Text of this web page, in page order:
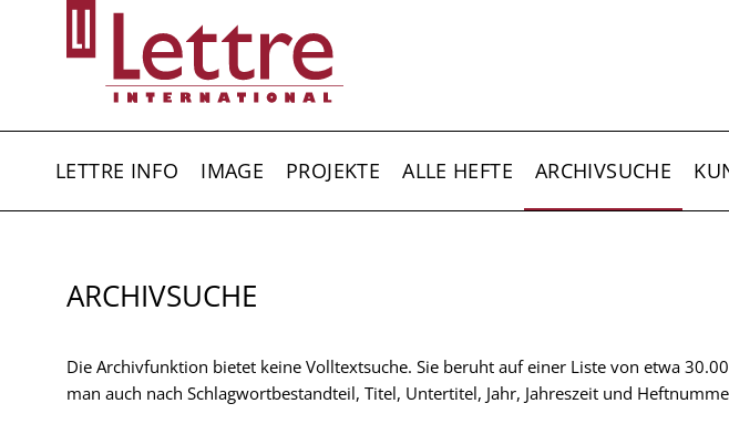
LETTRE INFO IMAGE PROJEKTE ALLE HEFTE ARCHIVSUCHE
ARCHIVSUCHE
Die Archivfunktion bietet keine Volltextsuche. Sie beruht auf einer Liste von etwa
man auch nach Schlagwortbestandteil, Titel, Untertitel, Jahr, Jahreszeit und